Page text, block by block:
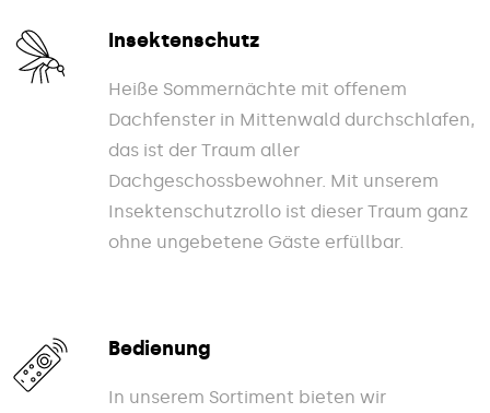
Insektenschutz
Heiße Sommernächte mit offenem
Dachfenster in Mittenwald durchschlafen,
das ist der Traum aller
Dachgeschossbewohner. Mit unserem
Insektenschutzrollo ist dieser Traum ganz
ohne ungebetene Gäste erfüllbar.
Bedienung
In unserem Sortiment bieten wir